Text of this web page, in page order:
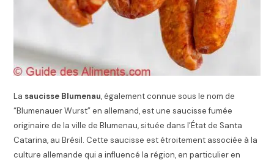
La saucisse Blumenau, également connue sous le nom de
“Blumenauer Wurst” en allemand, est une saucisse fumée
originaire de la ville de Blumenau, située dans l’État de Santa
Catarina, au Brésil. Cette saucisse est étroitement associée à la
culture allemande qui a influencé la région, en particulier en